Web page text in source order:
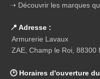
➝ Découvrir les marques
📍 Adresse :
Armurerie Lavaux
ZAE, Champ le Roi, 88300
🕑 Horaires d'ouverture